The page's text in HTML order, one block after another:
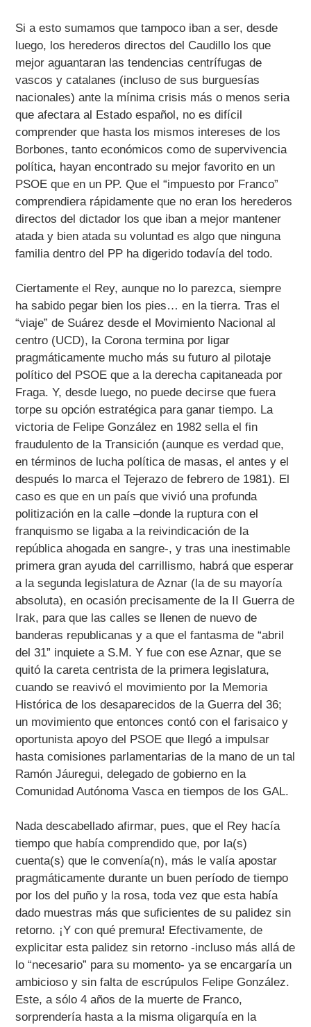
Si a esto sumamos que tampoco iban a ser, desde
luego, los herederos directos del Caudillo los que
mejor aguantaran las tendencias centrífugas de
vascos y catalanes (incluso de sus burguesías
nacionales) ante la mínima crisis más o menos seria
que afectara al Estado español, no es difícil
comprender que hasta los mismos intereses de los
Borbones, tanto económicos como de supervivencia
política, hayan encontrado su mejor favorito en un
PSOE que en un PP. Que el “impuesto por Franco”
comprendiera rápidamente que no eran los herederos
directos del dictador los que iban a mejor mantener
atada y bien atada su voluntad es algo que ninguna
familia dentro del PP ha digerido todavía del todo.
Ciertamente el Rey, aunque no lo parezca, siempre
ha sabido pegar bien los pies… en la tierra. Tras el
“viaje” de Suárez desde el Movimiento Nacional al
centro (UCD), la Corona termina por ligar
pragmáticamente mucho más su futuro al pilotaje
político del PSOE que a la derecha capitaneada por
Fraga. Y, desde luego, no puede decirse que fuera
torpe su opción estratégica para ganar tiempo. La
victoria de Felipe González en 1982 sella el fin
fraudulento de la Transición (aunque es verdad que,
en términos de lucha política de masas, el antes y el
después lo marca el Tejerazo de febrero de 1981). El
caso es que en un país que vivió una profunda
politización en la calle –donde la ruptura con el
franquismo se ligaba a la reivindicación de la
república ahogada en sangre-, y tras una inestimable
primera gran ayuda del carrillismo, habrá que esperar
a la segunda legislatura de Aznar (la de su mayoría
absoluta), en ocasión precisamente de la II Guerra de
Irak, para que las calles se llenen de nuevo de
banderas republicanas y a que el fantasma de “abril
del 31” inquiete a S.M. Y fue con ese Aznar, que se
quitó la careta centrista de la primera legislatura,
cuando se reavivó el movimiento por la Memoria
Histórica de los desaparecidos de la Guerra del 36;
un movimiento que entonces contó con el farisaico y
oportunista apoyo del PSOE que llegó a impulsar
hasta comisiones parlamentarias de la mano de un tal
Ramón Jáuregui, delegado de gobierno en la
Comunidad Autónoma Vasca en tiempos de los GAL.
Nada descabellado afirmar, pues, que el Rey hacía
tiempo que había comprendido que, por la(s)
cuenta(s) que le convenía(n), más le valía apostar
pragmáticamente durante un buen período de tiempo
por los del puño y la rosa, toda vez que esta había
dado muestras más que suficientes de su palidez sin
retorno. ¡Y con qué premura! Efectivamente, de
explicitar esta palidez sin retorno -incluso más allá de
lo “necesario” para su momento- ya se encargaría un
ambicioso y sin falta de escrúpulos Felipe González.
Este, a sólo 4 años de la muerte de Franco,
sorprendería hasta a la misma oligarquía en la